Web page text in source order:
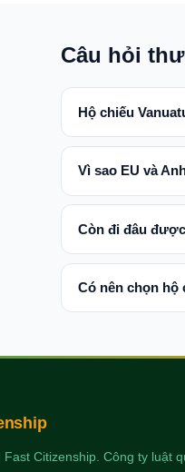
Câu hỏi
Hộ chiếu
Vì sao EU và
Còn đi đâu
Có nên chọn hộ
Fast Citizenship. Công ty luật